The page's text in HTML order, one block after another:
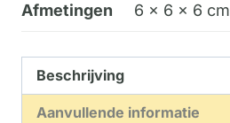
Afmetingen 6 × 6 × 6 cm
Beschrijving
Aanvullende informatie